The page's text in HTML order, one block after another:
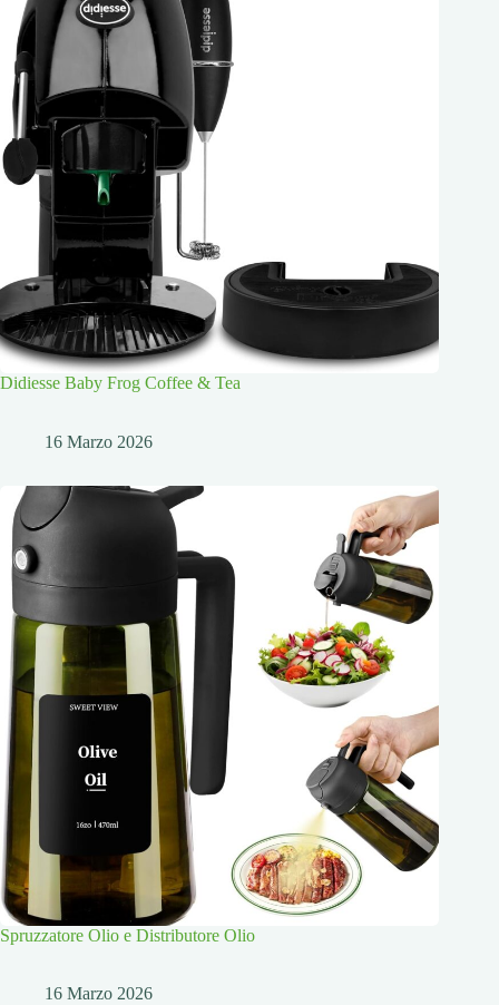
Didiesse Baby Frog Coffee & Tea
16 Marzo 2026
Spruzzatore Olio e Distributore Olio
16 Marzo 2026